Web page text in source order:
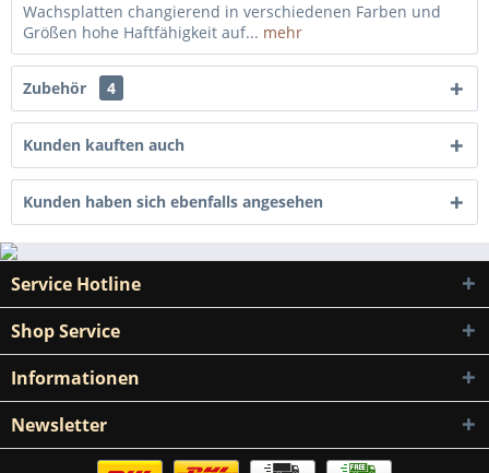
Wachsplatten changierend in verschiedenen Farben und
Größen hohe Haftfähigkeit auf... mehr
Zubehör 4
Kunden kauften auch
Kunden haben sich ebenfalls angesehen
Service Hotline
Shop Service
Informationen
Newsletter